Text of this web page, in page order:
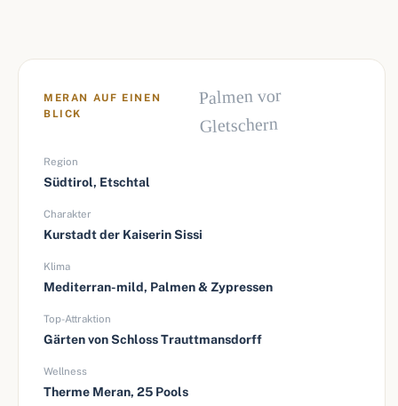
MERAN AUF EINEN
BLICK
Palmen vor
Gletschern
Region
Südtirol, Etschtal
Charakter
Kurstadt der Kaiserin Sissi
Klima
Mediterran-mild, Palmen & Zypressen
Top-Attraktion
Gärten von Schloss Trauttmansdorff
Wellness
Therme Meran, 25 Pools